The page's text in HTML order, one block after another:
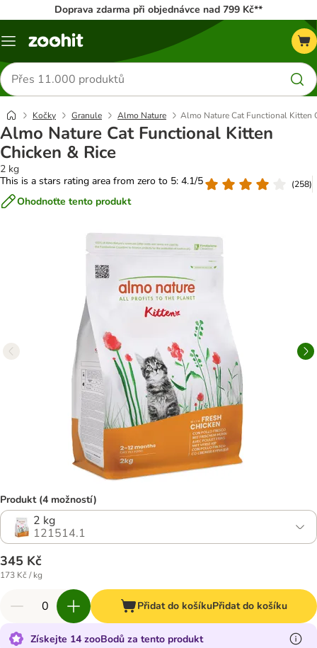
Doprava zdarma při objednávce nad 799 Kč**
Menu
Hledat
produkty
Kočky Granule Almo Nature Almo Nature Cat Functional Kitten
Almo Nature Cat Functional Kitten
Chicken & Rice
2 kg
This is a stars rating area from zero to 5: 4.1/5
(258)
Ohodnoťte tento produkt
Produkt (4 možností)
2 kg
121514.1
345 Kč
173 Kč / kg
Přidat do košíkuPřidat do košíku
Získejte 14 zooBodů za tento produkt